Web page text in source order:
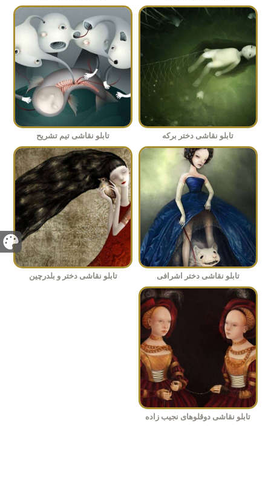
تابلو نقاشی دختر برکه تابلو نقاشی تیم تشریح
تابلو نقاشی دختر اشرافی تابلو نقاشی دختر و بلدرچین
تابلو نقاشی دوقلوهای نجیب زاده